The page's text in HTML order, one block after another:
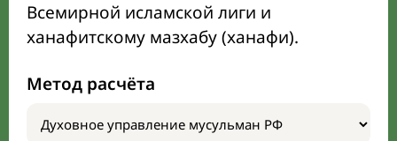
Всемирной исламской лиги и
ханафитскому мазхабу (ханафи).
Метод расчёта